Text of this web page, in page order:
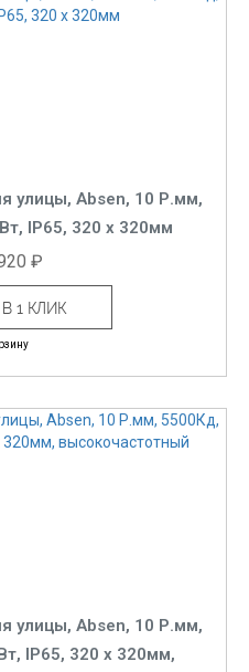
улицы, Absen, 10 Р.мм,
IP65, 320 x 320мм
₽
1 КЛИК
улицы, Absen, 10 Р.мм,
IP65, 320 x 320мм,